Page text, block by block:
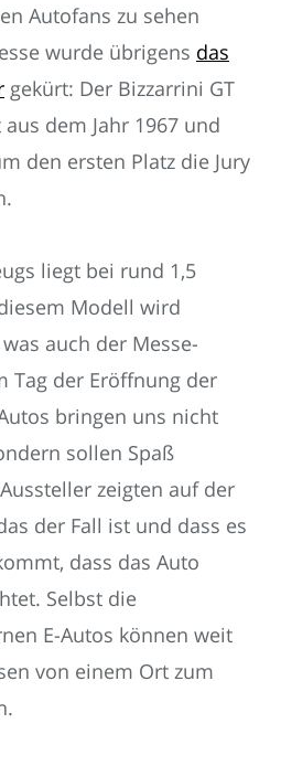
Autofans zu sehen
wurde übrigens das
gekürt: Der Bizzarrini GT
dem Jahr 1967 und
den ersten Platz die Jury
liegt bei rund 1,5
Modell wird
auch der Messe-
Tag der Eröffnung der
bringen uns nicht
sollen Spaß
zeigten auf der
der Fall ist und dass es
dass das Auto
Selbst die
E-Autos können weit
von einem Ort zum